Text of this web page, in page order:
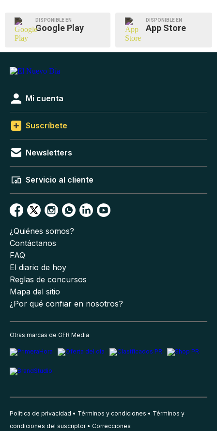
DISPONIBLE EN
Google Play
DISPONIBLE EN
App Store
Mi cuenta
Suscríbete
Newsletters
Servicio al cliente
¿Quiénes somos?
Contáctanos
FAQ
El diario de hoy
Reglas de concursos
Mapa del sitio
¿Por qué confiar en nosotros?
Otras marcas de GFR Media
Política de privacidad Términos y condiciones
Términos y
condiciones del suscriptor
Correcciones